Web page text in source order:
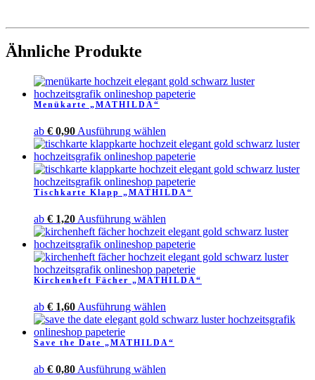
Ähnliche Produkte
Menükarte „MATHILDA“
ab € 0,90 Ausführung wählen
Produkt
weist
mehrere
Varianten
auf.
können
auf
der
Produktseite
gewählt
Tischkarte Klapp „MATHILDA“
ab € 1,20 Ausführung wählen
Produkt
weist
mehrere
Varianten
auf.
können
der
gewählt
Kirchenheft Fächer „MATHILDA“
ab € 1,60 Ausführung wählen
Produkt
mehrere
Save the Date „MATHILDA“
ab € 0,80 Ausführung wählen